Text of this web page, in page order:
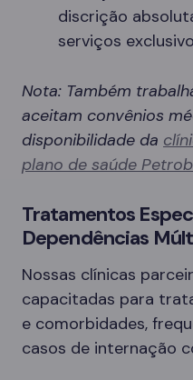
discrição
serviços
Nota: Também
aceitam convênios
disponibilidade da
plano de saúde
Tratamentos
Dependências
Nossas clínicas
capacitadas para
e comorbidades,
casos de internação